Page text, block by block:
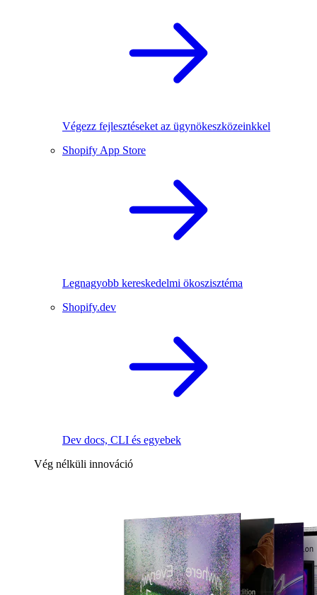
Végezz fejlesztéseket az ügynökeszközeinkkel
Shopify App Store
Legnagyobb kereskedelmi ökoszisztéma
Shopify.dev
Dev docs, CLI és egyebek
Vég nélküli innováció